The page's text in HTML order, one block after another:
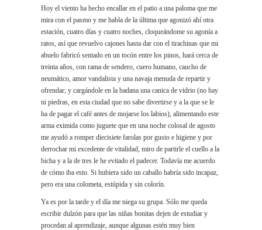
Hoy el viento ha hecho encallar en el patio a una paloma que me
mira con el pasmo y me habla de la última que agonizó ahí otra
estación, cuatro días y cuatro noches, cloqueándome su agonía a
ratos, así que revuelvo cajones hasta dar con el tirachinas que mi
abuelo fabricó sentado en un tocón entre los pinos, hará cerca de
treinta años, con rama de sendero, cuero humano, caucho de
neumático, amor vandalista y una navaja menuda de repartir y
ofrendar; y cargándole en la badana una canica de vidrio (no hay
ni piedras, en esta ciudad que no sabe divertirse y a la que se le
ha de pagar el café antes de mojarse los labios), alimentando este
arma eximida como juguete que en una noche colosal de agosto
me ayudó a romper diecisiete farolas por gusto e higiene y por
derrochar mi excedente de vitalidad, miro de partirle el cuello a la
bicha y a la de tres le he evitado el padecer. Todavía me acuerdo
de cómo iba esto. Si hubiera sido un caballo habría sido incapaz,
pero era una colometa, estúpida y sin colorín.
Ya es por la tarde y el día me niega su grupa. Sólo me queda
escribir dulzón para que las niñas bonitas dejen de estudiar y
procedan al aprendizaje, aunque algunas estén muy bien